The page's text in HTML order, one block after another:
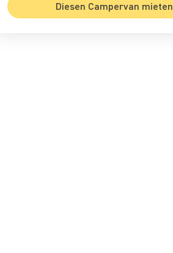
Diesen Campervan mieten